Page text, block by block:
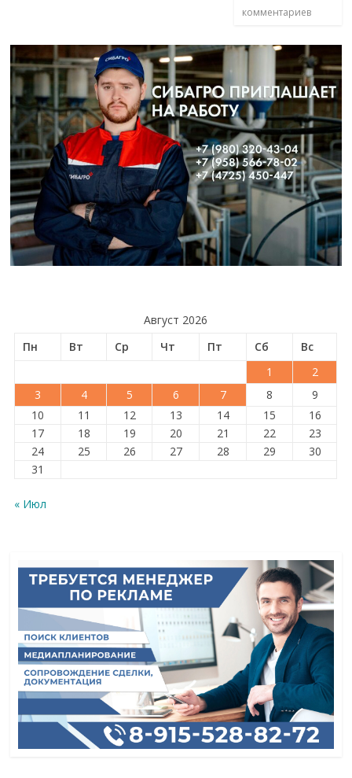
комментариев
Август 2026
Пн
Вт Ср Чт Пт Сб
Вс
1
2
3
4 5 6 7 8
9
10
11 12 13 14 15
16
17
18 19 20 21 22
23
24
25 26 27 28 29
30
31
« Июл